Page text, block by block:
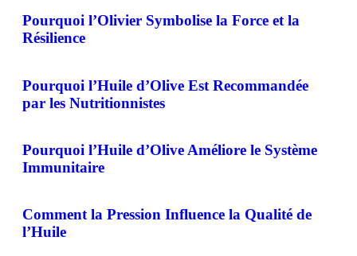
Pourquoi l’Olivier Symbolise la Force et la
Résilience
Pourquoi l’Huile d’Olive Est Recommandée
par les Nutritionnistes
Pourquoi l’Huile d’Olive Améliore le Système
Immunitaire
Comment la Pression Influence la Qualité de
l’Huile